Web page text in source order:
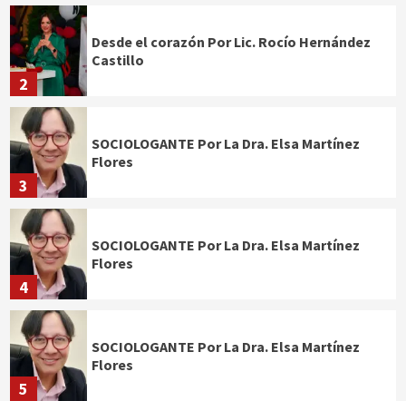
2
Desde el corazón Por Lic. Rocío Hernández
Castillo
3
SOCIOLOGANTE Por La Dra. Elsa Martínez
Flores
4
SOCIOLOGANTE Por La Dra. Elsa Martínez
Flores
5
SOCIOLOGANTE Por La Dra. Elsa Martínez
Flores